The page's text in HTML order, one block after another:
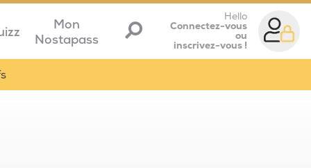
Mon
Nostapass
Hello
Connectez-vous
ou
inscrivez-vous !